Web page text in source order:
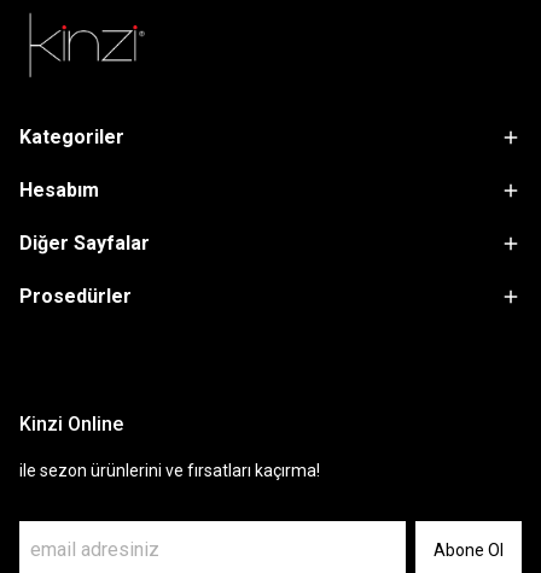
Kategoriler
Hesabım
Diğer Sayfalar
Prosedürler
Kinzi Online
ile sezon ürünlerini ve fırsatları kaçırma!
Abone Ol